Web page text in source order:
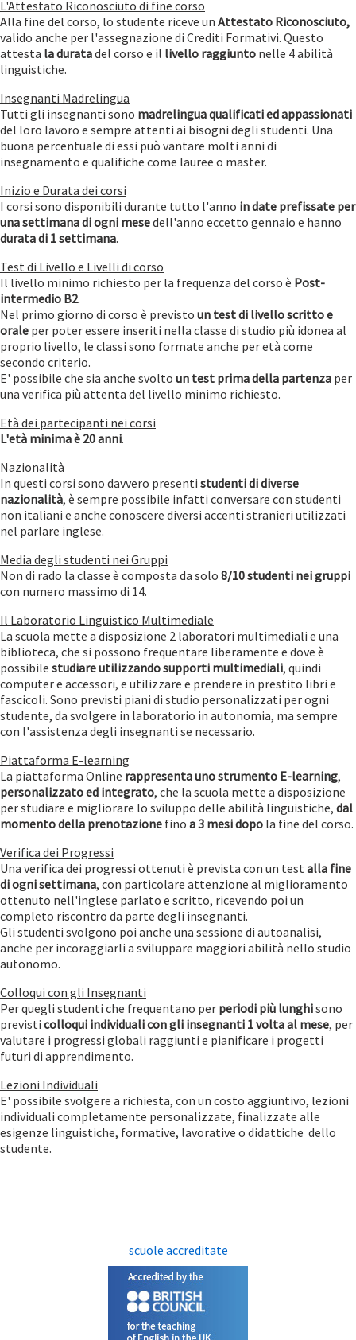
L'Attestato Riconosciuto di fine corso
Alla fine del corso, lo studente riceve un Attestato Riconosciuto,
valido anche per l'assegnazione di Crediti Formativi. Questo
attesta la duratadel corso e il livello raggiunto nelle 4 abilità
linguistiche.
Insegnanti Madrelingua
Tutti gli insegnanti sono madrelingua qualificati ed appassionati
del loro lavoro e sempre attenti ai bisogni degli studenti. Una
buona percentuale di essi può vantare molti anni di
insegnamento e qualifiche come lauree o master.
Inizio e Durata dei corsi
I corsi sono disponibili durante tutto l'anno in date prefissate per
una settimana di ogni mesedell'anno eccetto gennaio e hanno
durata di 1 settimana.
Test di Livello e Livelli di corso
Il livello minimo richiesto per la frequenza del corso è Post-
intermedio B2.
Nel primo giorno di corso è previsto un test di livello scritto e
orale per poter essere inseriti nella classe di studio più idonea al
proprio livello, le classi sono formate anche per età come
secondo criterio.
E' possibile che sia anche svolto un test prima della partenza per
una verifica più attenta del livello minimo richiesto.
Età dei partecipanti nei corsi
L'età minima è 20 anni.
Nazionalità
In questi corsi sono davvero presenti studenti di diverse
nazionalità, è sempre possibile infatti conversare con studenti
non italiani e anche conoscere diversi accenti stranieri utilizzati
nel parlare inglese.
Media degli studenti nei Gruppi
Non di rado la classe è composta da solo 8/10 studenti nei gruppi
con numero massimo di 14.
Il Laboratorio Linguistico Multimediale
La scuola mette a disposizione 2 laboratori multimediali e una
biblioteca, che si possono frequentare liberamente e dove è
possibile studiare utilizzando supporti multimediali, quindi
computer e accessori, e utilizzare e prendere in prestito libri e
fascicoli. Sono previsti piani di studio personalizzati per ogni
studente, da svolgere in laboratorio in autonomia, ma sempre
con l'assistenza degli insegnanti se necessario.
Piattaforma E-learning
La piattaforma Online rappresenta uno strumento E-learning,
personalizzato ed integrato, che la scuola mette a disposizione
per studiare e migliorare lo sviluppo delle abilità linguistiche, dal
momentodella prenotazione fino a 3 mesi dopo la fine del corso.
Verifica dei Progressi
Una verifica dei progressi ottenuti è prevista con un testalla fine
di ogni settimana, con particolare attenzione al miglioramento
ottenuto nell'inglese parlato e scritto, ricevendo poi un
completo riscontro da parte degli insegnanti.
Gli studenti svolgono poi anche una sessione di autoanalisi,
anche per incoraggiarli a sviluppare maggiori abilità nello studio
autonomo.
Colloqui con gli Insegnanti
Per quegli studenti che frequentano per periodi più lunghisono
previsti colloqui individuali con gli insegnanti 1 volta al mese, per
valutare i progressi globali raggiunti e pianificare i progetti
futuri di apprendimento.
Lezioni Individuali
E' possibile svolgere a richiesta, con un costo aggiuntivo, lezioni
individuali completamente personalizzate, finalizzate alle
esigenze linguistiche, formative, lavorative o didattiche dello
studente.
scuole accreditate